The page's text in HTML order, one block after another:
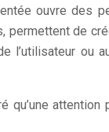
ouvre des
permettent de
l’utilisateur ou
attention